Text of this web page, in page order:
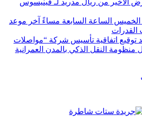
الأخير من ريال مدريد لـ فينيسوس
الخميس الساعة السابعة مساءً آخر موعد
القدرات
توقيع اتفاقية تأسيس شركة “مواصلات
النقل الذكي بالمدن العمرانية